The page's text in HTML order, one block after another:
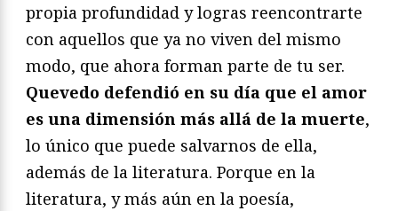
propia profundidad y logras reencontrarte
con aquellos que ya no viven del mismo
modo, que ahora forman parte de tu ser.
Quevedo defendió en su día que el amor
es una dimensión más allá de la muerte,
lo único que puede salvarnos de ella,
además de la literatura. Porque en la
literatura, y más aún en la poesía,